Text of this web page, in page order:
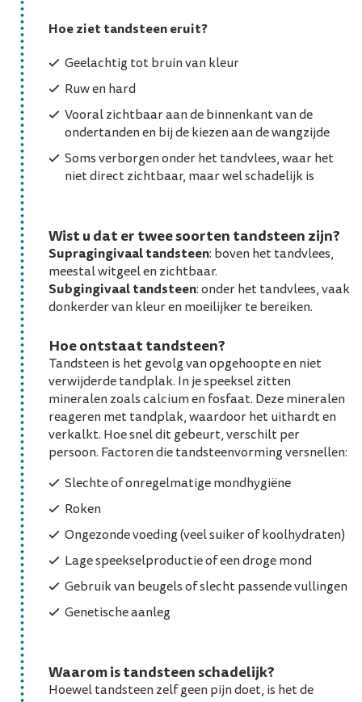
Hoe ziet tandsteen eruit?
Geelachtig tot bruin van kleur
Ruw en hard
Vooral zichtbaar aan de binnenkant van de
ondertanden en bij de kiezen aan de wangzijde
Soms verborgen onder het tandvlees, waar het
niet direct zichtbaar, maar wel schadelijk is
Wist u dat er twee soorten tandsteen zijn?
Supragingivaal tandsteen: boven het tandvlees,
meestal witgeel en zichtbaar.
Subgingivaal tandsteen: onder het tandvlees, vaak
donkerder van kleur en moeilijker te bereiken.
Hoe ontstaat tandsteen?
Tandsteen is het gevolg van opgehoopte en niet
verwijderde tandplak. In je speeksel zitten
mineralen zoals calcium en fosfaat. Deze mineralen
reageren met tandplak, waardoor het uithardt en
verkalkt. Hoe snel dit gebeurt, verschilt per
persoon. Factoren die tandsteenvorming versnellen:
Slechte of onregelmatige mondhygiëne
Roken
Ongezonde voeding (veel suiker of koolhydraten)
Lage speekselproductie of een droge mond
Gebruik van beugels of slecht passende vullingen
Genetische aanleg
Waarom is tandsteen schadelijk?
Hoewel tandsteen zelf geen pijn doet, is het de